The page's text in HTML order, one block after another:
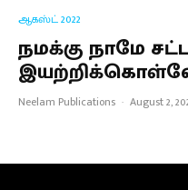
ஆகஸ்ட் 2022
நமக்கு நாமே
Neelam Publications · August 2,